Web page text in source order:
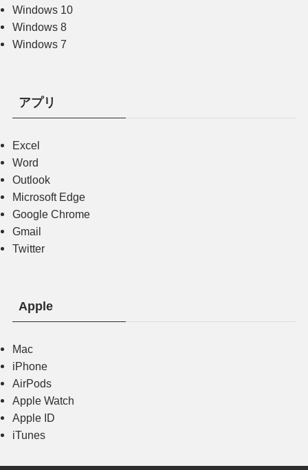
Windows 10
Windows 8
Windows 7
アプリ
Excel
Word
Outlook
Microsoft Edge
Google Chrome
Gmail
Twitter
Apple
Mac
iPhone
AirPods
Apple Watch
Apple ID
iTunes